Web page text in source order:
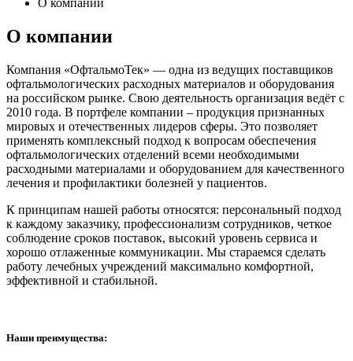
О компании
О компании
Компания «ОфтальмоТек» — одна из ведущих поставщиков
офтальмологических расходных материалов и оборудования
на российском рынке. Свою деятельность организация ведёт с
2010 года. В портфеле компании – продукция признанных
мировых и отечественных лидеров сферы. Это позволяет
применять комплексный подход к вопросам обеспечения
офтальмологических отделений всеми необходимыми
расходными материалами и оборудованием для качественного
лечения и профилактики болезней у пациентов.
К принципам нашей работы относятся: персональный подход
к каждому заказчику, профессионализм сотрудников, четкое
соблюдение сроков поставок, высокий уровень сервиса и
хорошо отлаженные коммуникации. Мы стараемся сделать
работу лечебных учреждений максимально комфортной,
эффективной и стабильной.
Наши преимущества: